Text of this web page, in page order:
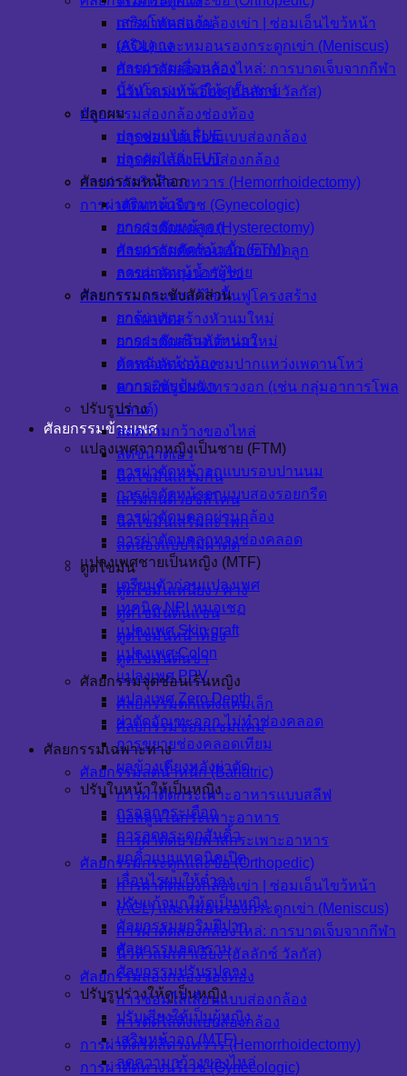
การผ่าตัดส่องกล้องเข่า | ซ่อมเอ็นไขว้หน้า
(ACL) และหมอนรองกระดูกเข่า (Meniscus)
การผ่าตัดส่องกล้องไหล่: การบาดเจ็บจากกีฬา
นิ้วหัวแม่เท้าเอียง (ฮัลลักซ์ วัลกัส)
ศัลยกรรมส่องกล้องช่องท้อง
การซ่อมไส้เลื่อนแบบส่องกล้อง
การตัดไส้ติ่งแบบส่องกล้อง
การผ่าตัดริดสีดวงทวาร (Hemorrhoidectomy)
การผ่าตัดทางนรีเวช (Gynecologic)
การผ่าตัดมดลูก (Hysterectomy)
การผ่าตัดตัดก้อนเนื้องอกมดลูก
การผ่าตัดถุงน้ำรังไข่
ศัลยกรรมตกแต่งแก้ไขฟื้นฟูโครงสร้าง
การผ่าตัดสร้างหัวนมใหม่
การผ่าตัดสร้างเต้านมใหม่
การผ่าตัดซ่อมแซมปากแหว่งเพดานโหว่
ความผิดรูปผนังทรวงอก (เช่น กลุ่มอาการโพล
แลนด์)
ศัลยกรรมข้ามเพศ
แปลงเพศจากหญิงเป็นชาย (FTM)
การผ่าตัดหน้าอกแบบรอบปานนม
การผ่าตัดหน้าอกแบบสองรอยกรีด
การผ่าตัดมดลูกผ่านกล้อง
การผ่าตัดมดลูกทางช่องคลอด
แปลงเพศชายเป็นหญิง (MTF)
เตรียมตัวก่อนแปลงเพศ
เทคนิค NPI หมอเชฏ
แปลงเพศ Skin graft
แปลงเพศ Colon
แปลงเพศ PPV
แปลงเพศ Zero Depth
ผ่าตัดอัณฑะออก ไม่ทำช่องคลอด
การขยายช่องคลอดเทียม
ผลข้างเคียงหลังผ่าตัด
ปรับใบหน้าให้เป็นหญิง
กรอลูกกระเดือก
การลดกระดูกสันคิ้ว
ยกคิ้วแบบเทคนิคเปิด
เลื่อนไรผมให้ต่ำลง
ปรับแก้จมูกให้ดูเป็นหญิง
ศัลยกรรมยกริมฝีปาก
ศัลยกรรมลดกราม
ศัลยกรรมปรับรูปคาง
ปรับรูปร่างให้ดูเป็นหญิง
ปรับเสียงให้เป็นผู้หญิง
เสริมหน้าอก (MTF)
ลดความกว้างของไหล่
เสริมโหนกแก้ม
เสริมคาง
ศัลยกรรมเลื่อนคาง
ปรับโครงหน้าให้ดูเป็นชาย
ปลูกผม
ปลูกผมแบบ FUE
ปลูกผมแบบ FUT
ศัลยกรรมหน้าอก
เสริมหน้าอก
ยกกระชับหน้าอก
ศัลยกรรมตัดหน้าอก (FTM)
ลดขนาดหน้าอกผู้ชาย
ศัลยกรรมกระชับสัดส่วน
ยกต้นแขน
ยกกระชับเนินหัวหน่าว
ตัดหนังหน้าท้อง
ยกกระชับต้นขา
ปรับรูปร่าง
ลดความกว้างของไหล่
ลดขนาดเอว
ฉีดไขมันเสริมก้น
เสริมก้นด้วยซิลิโคน
ฉีดไขมันเสริมสะโพก
ลดน่องแบบไม่ผ่าตัด
ดูดไขมัน
ดูดไขมันเหนียง / คาง
ดูดไขมันต้นแขน
ดูดไขมันหน้าท้อง
ดูดไขมันต้นขา
ศัลยกรรมจุดซ่อนเร้นหญิง
ศัลยกรรมตกแต่งแคมเล็ก
ศัลยกรรมซ่อมแซมแคม
ศัลยกรรมเฉพาะทาง
ศัลยกรรมลดน้ำหนัก (Bariatric)
การผ่าตัดกระเพาะอาหารแบบสลีฟ
บอลลูนในกระเพาะอาหาร
การผ่าตัดบายพาสกระเพาะอาหาร
ศัลยกรรมกระดูกและข้อ (Orthopedic)
การผ่าตัดส่องกล้องเข่า | ซ่อมเอ็นไขว้หน้า
(ACL) และหมอนรองกระดูกเข่า (Meniscus)
การผ่าตัดส่องกล้องไหล่: การบาดเจ็บจากกีฬา
นิ้วหัวแม่เท้าเอียง (ฮัลลักซ์ วัลกัส)
ศัลยกรรมส่องกล้องช่องท้อง
การซ่อมไส้เลื่อนแบบส่องกล้อง
การตัดไส้ติ่งแบบส่องกล้อง
การผ่าตัดริดสีดวงทวาร (Hemorrhoidectomy)
การผ่าตัดทางนรีเวช (Gynecologic)